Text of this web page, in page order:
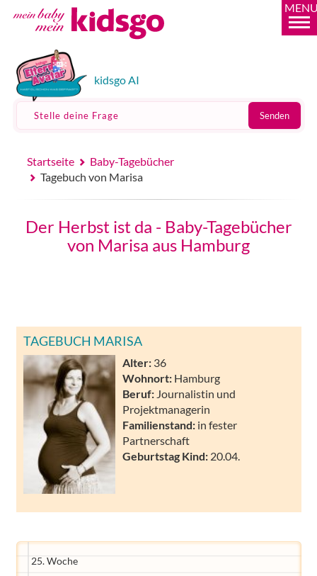
kidsgo AI
Stelle deine Frage Senden
Startseite
Baby-Tagebücher
Tagebuch von Marisa
Der Herbst ist da - Baby-Tagebücher
von Marisa aus Hamburg
TAGEBUCH MARISA
Alter: 36
Wohnort: Hamburg
Beruf: Journalistin und
Projektmanagerin
Familienstand: in fester
Partnerschaft
Geburtstag Kind: 20.04.
25. Woche